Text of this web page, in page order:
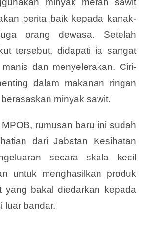
minyak merah sawit
berita baik kepada kanak-
orang dewasa. Setelah
tersebut, didapati ia sangat
dan menyelerakan. Ciri-
dalam makanan ringan
minyak sawit.
rumusan baru ini sudah
dari Jabatan Kesihatan
secara skala kecil
untuk menghasilkan produk
yang bakal diedarkan kepada
luar bandar.